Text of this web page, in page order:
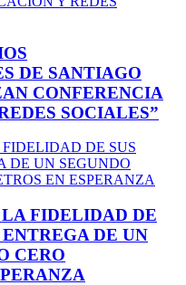
DE SANTIAGO
CONFERENCIA
SOCIALES”
FIDELIDAD DE
DE UN
CERO